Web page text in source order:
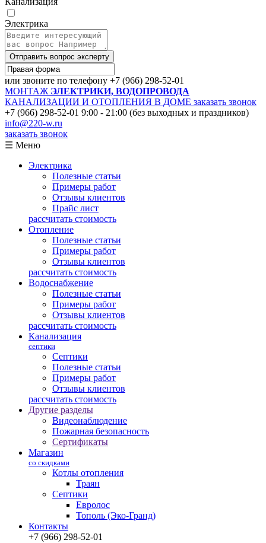
Электрика
Отправить вопрос эксперту
или звоните по телефону +7 (966) 298-52-01
МОНТАЖ ЭЛЕКТРИКИ, ВОДОПРОВОДА
КАНАЛИЗАЦИИ И ОТОПЛЕНИЯ В ДОМЕ заказать звонок
+7 (966) 298-52-01 9:00 - 21:00 (без выходных и праздников)
info@220-w.ru
заказать звонок
☰ Меню
Электрика
Полезные статьи
Примеры работ
Отзывы клиентов
Прайс лист
рассчитать стоимость
Отопление
Полезные статьи
Примеры работ
Отзывы клиентов
рассчитать стоимость
Водоснабжение
Полезные статьи
Примеры работ
Отзывы клиентов
рассчитать стоимость
Канализация
септики
Септики
Полезные статьи
Примеры работ
Отзывы клиентов
рассчитать стоимость
Другие разделы
Видеонаблюдение
Пожарная безопасность
Сертификаты
Магазин
со скидками
Котлы отопления
Траян
Септики
Евролос
Тополь (Эко-Гранд)
Контакты
+7 (966) 298-52-01